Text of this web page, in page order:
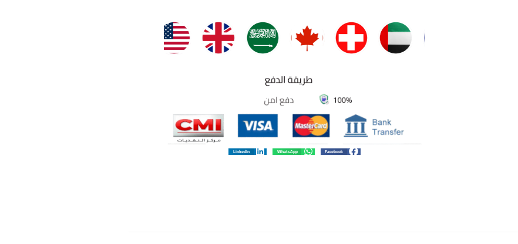
Facebook
WhatsApp
LinkedIn